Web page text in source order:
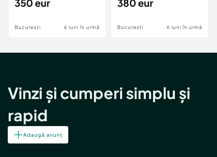
350 eur
Bucuresti 6 luni în urmă
380 eur
Bucuresti 6 luni în urmă
Vinzi și cumperi simplu și
rapid
Adaugă anunț